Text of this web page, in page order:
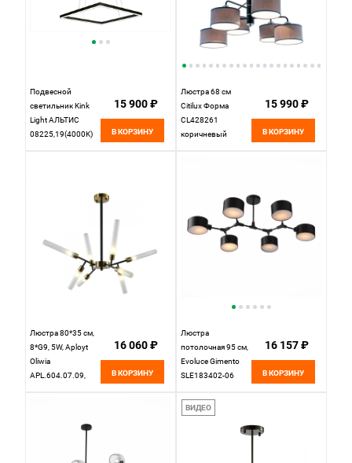
Подвесной
светильник Kink
Light АЛЬТИС
08225,19(4000K)
15 900 ₽
В КОРЗИНУ
Люстра 68 см
Citilux Форма
CL428261
коричневый
15 990 ₽
В КОРЗИНУ
Люстра 80*35 см,
8*G9, 5W, Aployt
Oliwia
APL.604.07.09,
16 060 ₽
В КОРЗИНУ
Люстра
потолочная 95 см,
Evoluce Gimento
SLE183402-06
16 157 ₽
В КОРЗИНУ
ВИДЕО